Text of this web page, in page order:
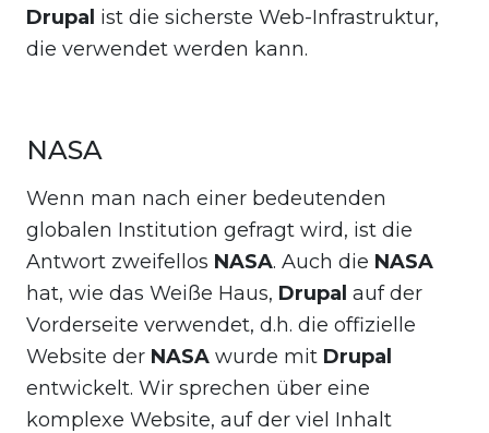
Drupal ist die sicherste Web-Infrastruktur,
die verwendet werden kann.
NASA
Wenn man nach einer bedeutenden
globalen Institution gefragt wird, ist die
Antwort zweifellos NASA. Auch die NASA
hat, wie das Weiße Haus, Drupal auf der
Vorderseite verwendet, d.h. die offizielle
Website der NASA wurde mit Drupal
entwickelt. Wir sprechen über eine
komplexe Website, auf der viel Inhalt